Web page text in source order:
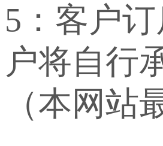
5：客户
户将自行
（本网